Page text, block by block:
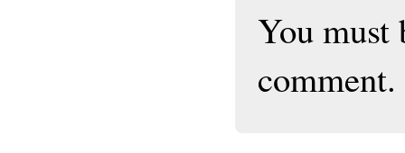
You must
comment.